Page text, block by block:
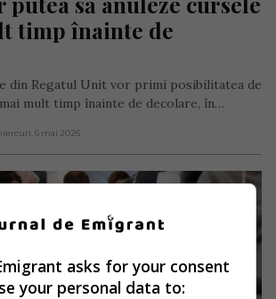
timp înainte de
din Regatul Unit vor primi posibilitatea de
mult timp înainte de decolare, în…
6 mai 2026
asks for your consent
your personal data to: